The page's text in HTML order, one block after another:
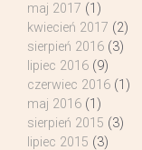
maj 2017 (1)
kwiecień 2017 (2)
sierpień 2016 (3)
lipiec 2016 (9)
czerwiec 2016 (1)
maj 2016 (1)
sierpień 2015 (3)
lipiec 2015 (3)